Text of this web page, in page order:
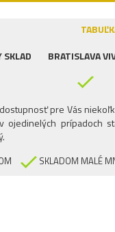
SKLAD
BRATISLAVA
pre Vás
ojedinelých prípadoch
SKLADOM MALÉ